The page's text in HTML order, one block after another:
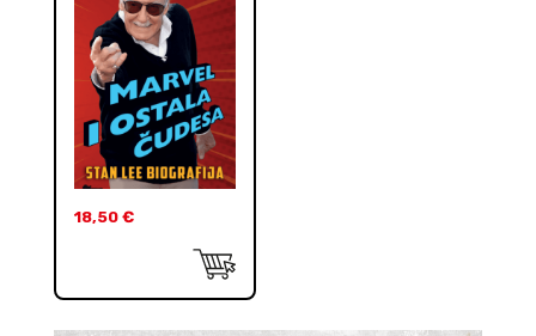
18,50 €